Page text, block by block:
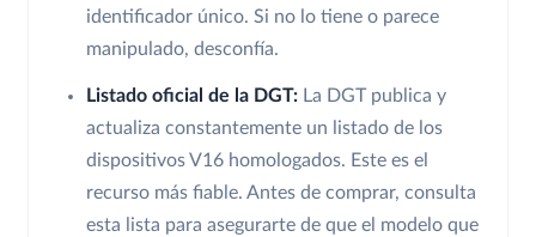
identificador único. Si no lo tiene o parece
manipulado, desconfía.
Listado oficial de la DGT: La DGT publica y
actualiza constantemente un listado de los
dispositivos V16 homologados. Este es el
recurso más fiable. Antes de comprar, consulta
esta lista para asegurarte de que el modelo que